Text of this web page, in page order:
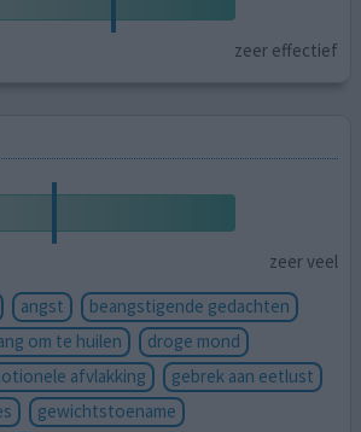
zeer effectief
zeer veel
angst
beangstigende gedachten
om te huilen
droge mond
afvlakking
gebrek aan eetlust
gewichtstoename